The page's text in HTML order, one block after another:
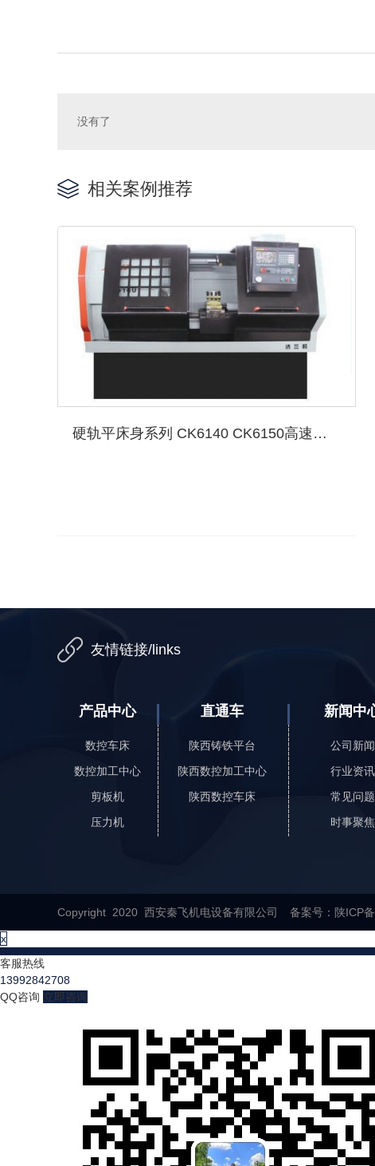
没有了
相关案例推荐
硬轨平床身系列 CK6140 CK6150高速精密数控车床
友情链接/links
产品中心
数控车床
数控加工中心
剪板机
压力机
直通车
陕西铸铁平台
陕西数控加工中心
陕西数控车床
新闻中
公司新闻
行业资讯
常见问题
时事聚焦
Copyright 2020 西安秦飞机电设备有限公司 备案号： 陕ICP
x
客服热线
13992842708
QQ咨询 立即咨询